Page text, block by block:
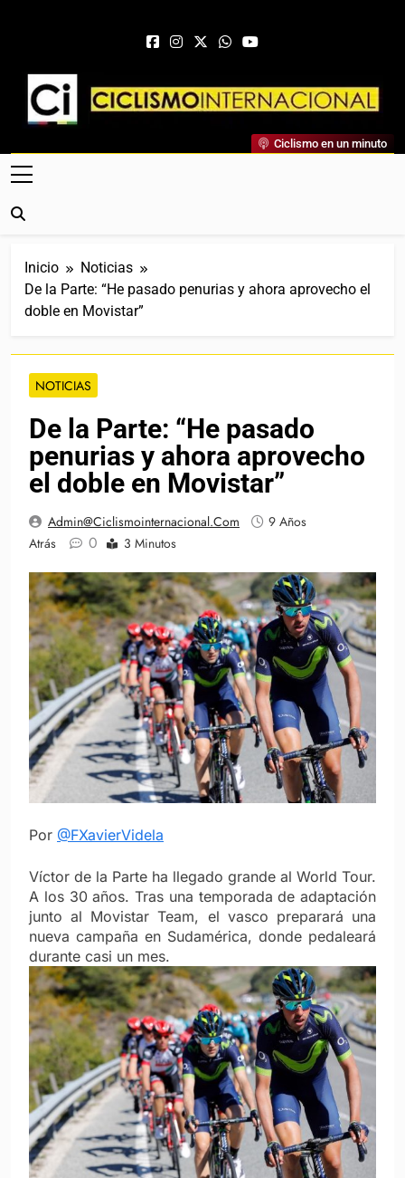
Ciclismo Internacional
Web Dedicada Al Ciclismo Mundial. Entrevistas, Análisis,
Crónicas, Previas Y Más. La Web Ciclista De Referencia.
Ciclismo en un minuto
Inicio
Noticias
De la Parte: “He pasado penurias y ahora aprovecho el
doble en Movistar”
NOTICIAS
De la Parte: “He pasado
penurias y ahora aprovecho
el doble en Movistar”
Admin@ciclismointernacional.com
9 Años
Atrás
0 3 Minutos
Por @FXavierVidela
Víctor de la Parte ha llegado grande al World Tour.
A los 30 años. Tras una temporada de adaptación
junto al Movistar Team, el vasco preparará una
nueva campaña en Sudamérica, donde pedaleará
durante casi un mes.